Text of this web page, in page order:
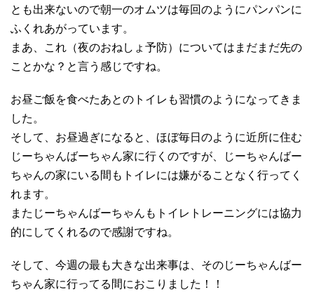
とも出来ないので朝一のオムツは毎回のようにパンパンに
ふくれあがっています。
まあ、これ（夜のおねしょ予防）についてはまだまだ先の
ことかな？と言う感じですね。
お昼ご飯を食べたあとのトイレも習慣のようになってきま
した。
そして、お昼過ぎになると、ほぼ毎日のように近所に住む
じーちゃんばーちゃん家に行くのですが、じーちゃんばー
ちゃんの家にいる間もトイレには嫌がることなく行ってく
れます。
またじーちゃんばーちゃんもトイレトレーニングには協力
的にしてくれるので感謝ですね。
そして、今週の最も大きな出来事は、そのじーちゃんばー
ちゃん家に行ってる間におこりました！！